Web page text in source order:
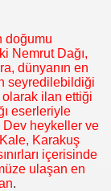
doğumu
Nemrut Dağı,
dünyanın en
seyredilebildiği
olarak ilan ettiği
eserleriyle
Dev heykeller ve
Karakuş
içerisinde
ulaşan en
.